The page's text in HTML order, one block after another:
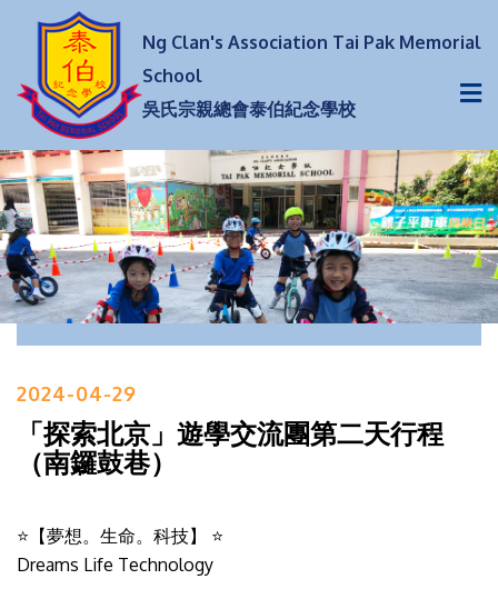
Ng Clan's Association Tai Pak Memorial
School
吳氏宗親總會泰伯紀念學校
2024-04-29
「探索北京」遊學交流團第二天行程
（南鑼鼓巷）
⭐【夢想。生命。科技】 ⭐
Dreams Life Technology